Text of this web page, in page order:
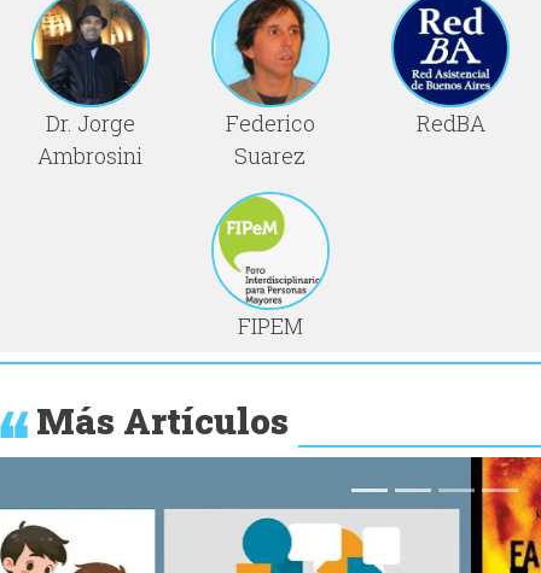
Dr. Jorge
Ambrosini
Federico
Suarez
RedBA
FIPEM
Más Artículos